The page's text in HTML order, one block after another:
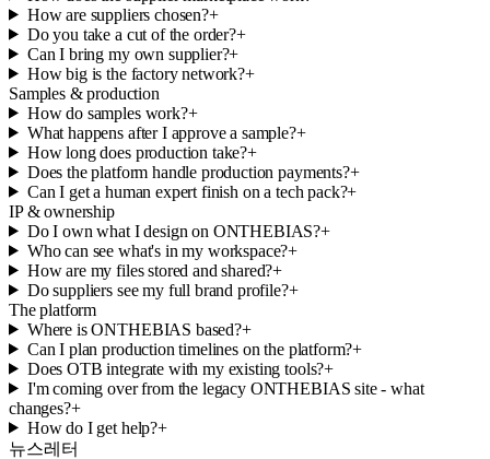
How are suppliers chosen?+
Do you take a cut of the order?+
Can I bring my own supplier?+
How big is the factory network?+
Samples & production
How do samples work?+
What happens after I approve a sample?+
How long does production take?+
Does the platform handle production payments?+
Can I get a human expert finish on a tech pack?+
IP & ownership
Do I own what I design on ONTHEBIAS?+
Who can see what's in my workspace?+
How are my files stored and shared?+
Do suppliers see my full brand profile?+
The platform
Where is ONTHEBIAS based?+
Can I plan production timelines on the platform?+
Does OTB integrate with my existing tools?+
I'm coming over from the legacy ONTHEBIAS site - what
changes?+
How do I get help?+
뉴스레터